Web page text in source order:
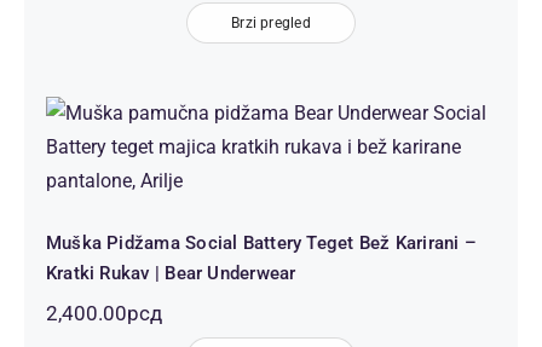
Brzi pregled
Muška Pidžama Social Battery Teget
Bež Karirani – Kratki Rukav | Bear
Muška Pidžama Social Battery Teget Bež Karirani –
Kratki Rukav | Bear Underwear
2,400.00рсд